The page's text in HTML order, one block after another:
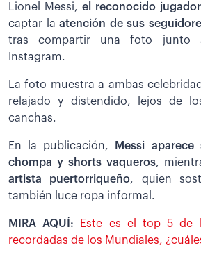
Lionel Messi, el reconocido
captar la atención de sus
tras compartir una foto junto
Instagram.
La foto muestra a ambas
relajado y distendido, lejos de
canchas.
En la publicación, Messi aparece
chompa y shorts vaqueros,
artista puertorriqueño, quien
también luce ropa informal.
MIRA AQUÍ: Este es el top 5 de
recordadas de los Mundiales,